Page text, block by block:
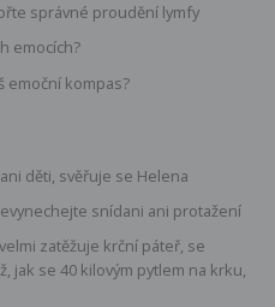
správné proudění lymfy
emocích?
emoční kompas?
děti, svěřuje se Helena
snídani ani protažení
zatěžuje krční páteř, se
jak se 40 kilovým pytlem na krku,